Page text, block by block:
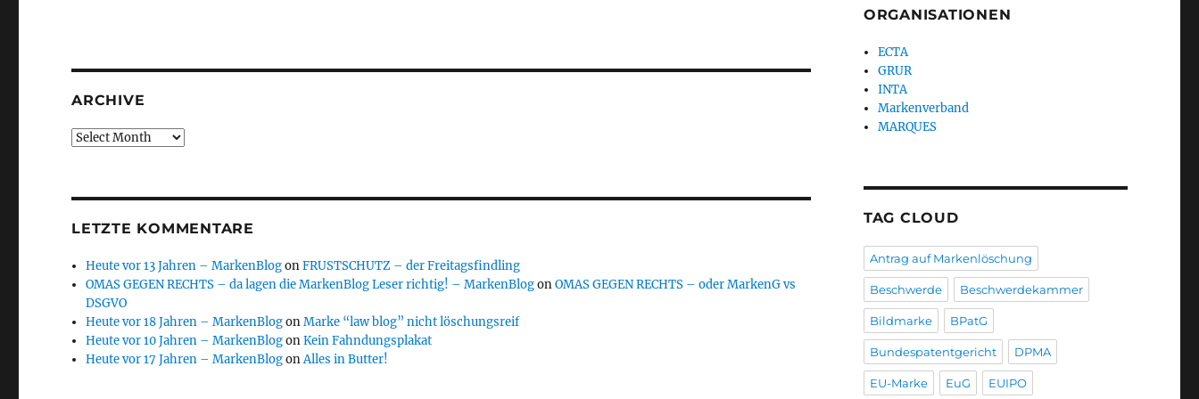
ARCHIVE
Archive
LETZTE KOMMENTARE
Heute vor 13 Jahren – MarkenBlogonFRUSTSCHUTZ – der Freitagsfindling
OMAS GEGEN RECHTS – da lagen die MarkenBlog Leser richtig! – MarkenBlogonOMAS GEGEN RECHTS – oder MarkenG vs
DSGVO
Heute vor 18 Jahren – MarkenBlogonMarke “law blog” nicht löschungsreif
Heute vor 10 Jahren – MarkenBlogonKein Fahndungsplakat
Heute vor 17 Jahren – MarkenBlogonAlles in Butter!
ORGANISATIONEN
ECTA
GRUR
INTA
Markenverband
MARQUES
TAG CLOUD
Antrag auf Markenlöschung
Beschwerde Beschwerdekammer
Bildmarke BPatG
Bundespatentgericht DPMA
EU-Marke EuG EUIPO